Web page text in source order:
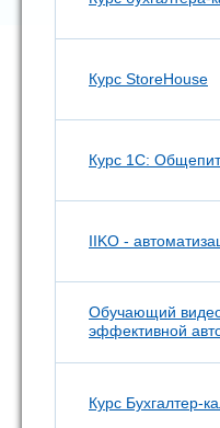
Курс StoreHouse
Курс 1С:
IIKO -
Обучающий
эффективной
Курс Бухгалтер-